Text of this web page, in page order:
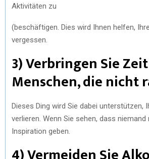
Aktivitäten zu
(beschäftigen. Dies wird Ihnen helfen,
vergessen.
3) Verbringen Sie
Menschen, die nicht
Dieses Ding wird Sie dabei unterstützen,
verlieren. Wenn Sie sehen, dass
Inspiration geben.